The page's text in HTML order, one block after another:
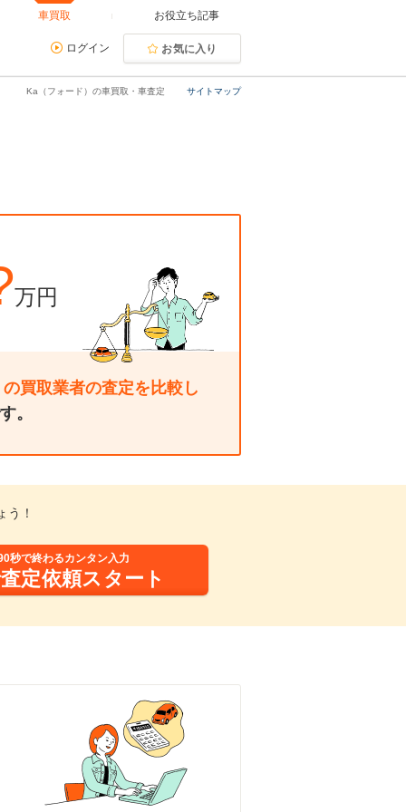
車買取 お役立ち記事
ログイン お気に入り
サイトマップ
Ka（フォード）の車買取・車査定
万円
の買取業者の査定を比較し
。
う！
秒で終わるカンタン入力
定依頼スタート